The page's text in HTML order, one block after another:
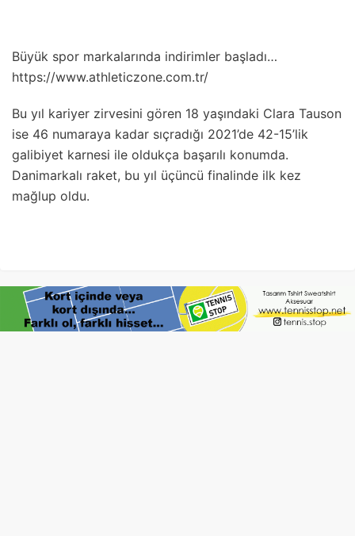
Büyük spor markalarında indirimler başladı…
https://www.athleticzone.com.tr/
Bu yıl kariyer zirvesini gören 18 yaşındaki Clara Tauson
ise 46 numaraya kadar sıçradığı 2021’de 42-15’lik
galibiyet karnesi ile oldukça başarılı konumda.
Danimarkalı raket, bu yıl üçüncü finalinde ilk kez
mağlup oldu.